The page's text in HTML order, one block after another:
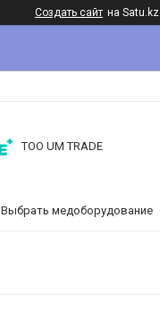
Создать сайт на Satu.kz
ТОО UM TRADE
Выбрать медоборудование